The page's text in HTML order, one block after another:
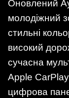
Оновлений
молодіжний
стильні
високий
сучасна
Apple
цифрова